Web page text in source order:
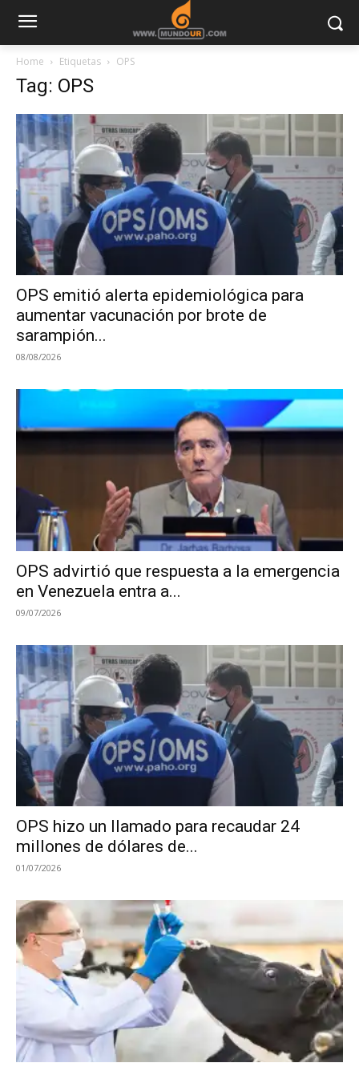
Home Etiquetas OPS
Tag: OPS
OPS emitió alerta epidemiológica para
aumentar vacunación por brote de
sarampión...
08/08/2026
OPS advirtió que respuesta a la emergencia
en Venezuela entra a...
09/07/2026
OPS hizo un llamado para recaudar 24
millones de dólares de...
01/07/2026